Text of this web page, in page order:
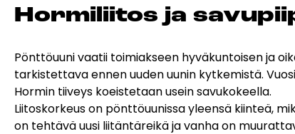
Hor­mi­lii­tos ja
Pönttöuuni vaatii toimiakseen hyväkuntoisen ja
tarkistettava ennen uuden uunin kytkemistä.
Hormin tiiveys koeistetaan usein savukokeella.
Liitoskorkeus on pönttöuunissa yleensä kiinteä,
on tehtävä uusi liitäntäreikä ja vanha on